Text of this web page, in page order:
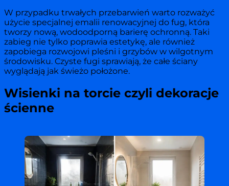
W przypadku trwałych przebarwień warto rozważyć
użycie specjalnej emalii renowacyjnej do fug, która
tworzy nową, wodoodporną barierę ochronną. Taki
zabieg nie tylko poprawia estetykę, ale również
zapobiega rozwojowi pleśni i grzybów w wilgotnym
środowisku. Czyste fugi sprawiają, że całe ściany
wyglądają jak świeżo położone.
Wisienki na torcie czyli dekoracje
ścienne